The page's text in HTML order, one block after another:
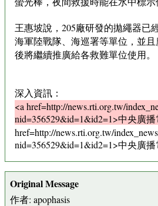
王惠坡說，205廠研發的拋繩器已
海軍陸戰隊、海巡署等單位，並
後將繼續推廣給各救難單位使用。
深入資訊：
<a href=http://news.rti.org.tw/
nid=356529&id=1&id2=1>中央廣播
href=http://news.rti.org.tw/
nid=356529&id=1&id2=1>中央廣播
Original Message
作者: apophasis